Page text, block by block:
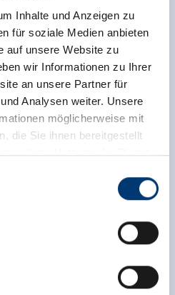
Inhalte und Anzeigen zu
für soziale Medien anbieten
auf unsere Website zu
wir Informationen zu Ihrer
an unsere Partner für
Analysen weiter. Unsere
möglicherweise mit
die Sie ihnen bereitgestellt
Ihrer Nutzung der Dienste